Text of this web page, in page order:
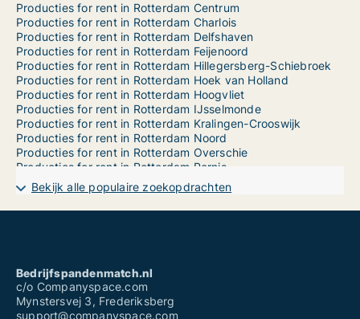
Producties for rent in Rotterdam Centrum
Producties for rent in Rotterdam Charlois
Producties for rent in Rotterdam Delfshaven
Producties for rent in Rotterdam Feijenoord
Producties for rent in Rotterdam Hillegersberg-Schiebroek
Producties for rent in Rotterdam Hoek van Holland
Producties for rent in Rotterdam Hoogvliet
Producties for rent in Rotterdam IJsselmonde
Producties for rent in Rotterdam Kralingen-Crooswijk
Producties for rent in Rotterdam Noord
Producties for rent in Rotterdam Overschie
Producties for rent in Rotterdam Pernis
Producties for rent in Rotterdam Prins Alexander
Producties for rent in Rotterdam Rozenburg
Producties for rent in Rotterdam s-Gravenland
Producties for sale in Rotterdam Feijenoord
Producties for sale in Rotterdam Hillegersberg-Schiebroek
Producties for sale in Rotterdam Hoek van Holland
Producties for sale in Rotterdam Hoogvliet
Bekijk alle populaire zoekopdrachten
Bedrijfspandenmatch.nl
c/o Companyspace.com
Mynstersvej 3, Frederiksberg
support@companyspace.com